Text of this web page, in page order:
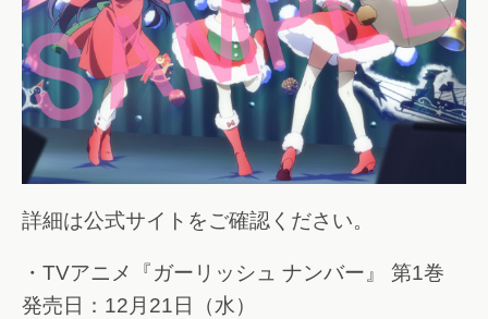
詳細は公式サイトをご確認ください。
・TVアニメ『ガーリッシュ ナンバー』 第1巻
発売日：12月21日（水）